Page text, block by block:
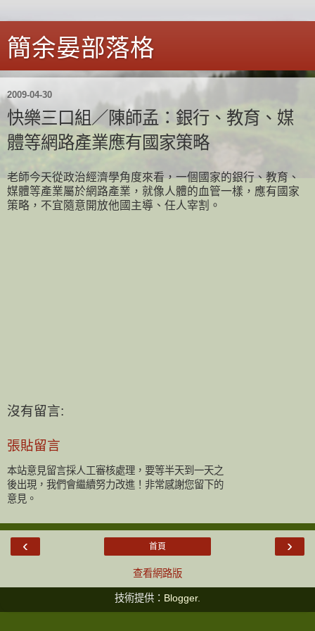
簡余晏部落格
2009-04-30
快樂三口組／陳師孟：銀行、教育、媒
體等網路產業應有國家策略
老師今天從政治經濟學角度來看，一個國家的銀行、教育、
媒體等產業屬於網路產業，就像人體的血管一樣，應有國家
策略，不宜隨意開放他國主導、任人宰割。
沒有留言:
張貼留言
本站意見留言採人工審核處理，要等半天到一天之
後出現，我們會繼續努力改進！非常感謝您留下的
意見。
‹ ›
首頁
查看網路版
技術提供： Blogger.